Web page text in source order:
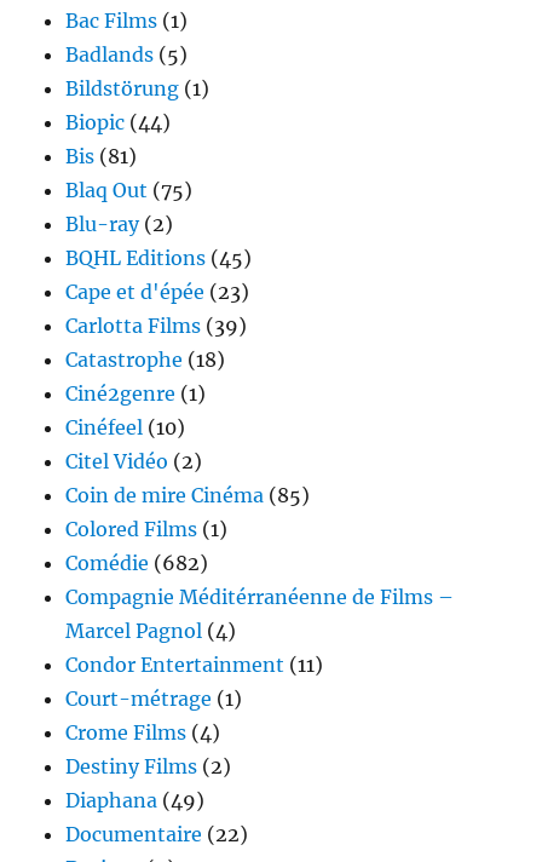
Bac Films (1)
Badlands (5)
Bildstörung (1)
Biopic (44)
Bis (81)
Blaq Out (75)
Blu-ray(2)
BQHL Editions (45)
Cape et d'épée (23)
Carlotta Films (39)
Catastrophe (18)
Ciné2genre (1)
Cinéfeel (10)
Citel Vidéo (2)
Coin de mire Cinéma (85)
Colored Films (1)
Comédie (682)
Compagnie Méditérranéenne de Films –
Marcel Pagnol (4)
Condor Entertainment (11)
Court-métrage (1)
Crome Films (4)
Destiny Films (2)
Diaphana (49)
Documentaire (22)